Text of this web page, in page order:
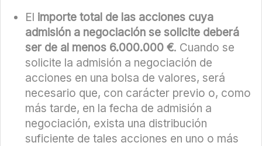
El importe total de las acciones cuya
admisión a negociación se solicite deberá
ser de al menos 6.000.000 €. Cuando se
solicite la admisión a negociación de
acciones en una bolsa de valores, será
necesario que, con carácter previo o, como
más tarde, en la fecha de admisión a
negociación, exista una distribución
suficiente de tales acciones en uno o más